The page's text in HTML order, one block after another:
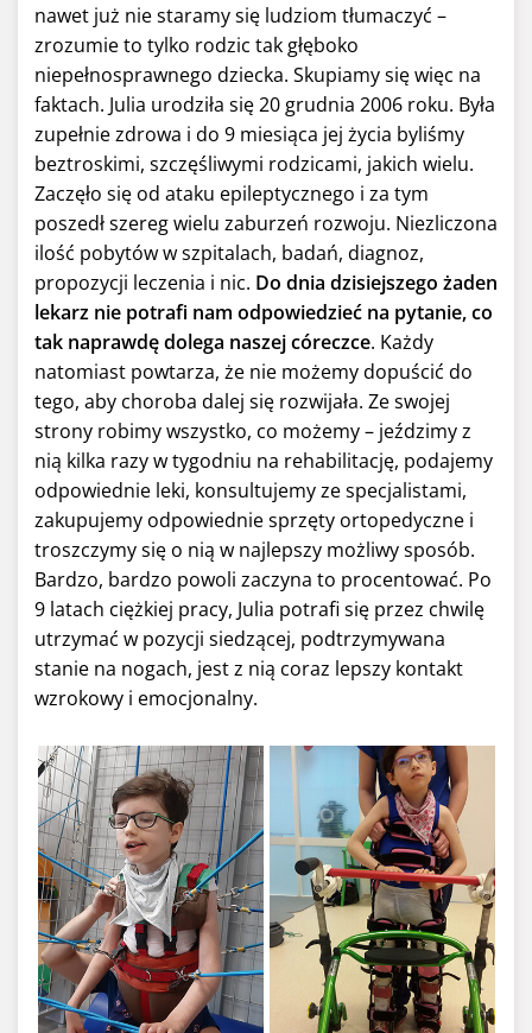
nawet już nie staramy się ludziom tłumaczyć –
zrozumie to tylko rodzic tak głęboko
niepełnosprawnego dziecka. Skupiamy się więc na
faktach. Julia urodziła się 20 grudnia 2006 roku. Była
zupełnie zdrowa i do 9 miesiąca jej życia byliśmy
beztroskimi, szczęśliwymi rodzicami, jakich wielu.
Zaczęło się od ataku epileptycznego i za tym
poszedł szereg wielu zaburzeń rozwoju. Niezliczona
ilość pobytów w szpitalach, badań, diagnoz,
propozycji leczenia i nic. Do dnia dzisiejszego żaden
lekarz nie potrafi nam odpowiedzieć na pytanie, co
tak naprawdę dolega naszej córeczce. Każdy
natomiast powtarza, że nie możemy dopuścić do
tego, aby choroba dalej się rozwijała. Ze swojej
strony robimy wszystko, co możemy – jeździmy z
nią kilka razy w tygodniu na rehabilitację, podajemy
odpowiednie leki, konsultujemy ze specjalistami,
zakupujemy odpowiednie sprzęty ortopedyczne i
troszczymy się o nią w najlepszy możliwy sposób.
Bardzo, bardzo powoli zaczyna to procentować. Po
9 latach ciężkiej pracy, Julia potrafi się przez chwilę
utrzymać w pozycji siedzącej, podtrzymywana
stanie na nogach, jest z nią coraz lepszy kontakt
wzrokowy i emocjonalny.